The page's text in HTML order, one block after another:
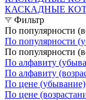
КАСКАДНЫЕ
Фильтр
По популярности
По популярности
По популярности
По алфавиту
По алфавиту
По цене (убывание)
По цене